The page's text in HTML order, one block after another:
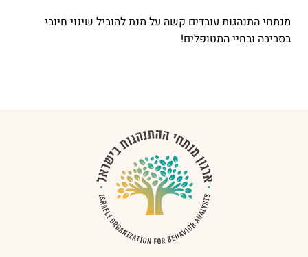
מנתחי התנהגות עובדים קשה על מנת להוביל שינוי חיובי
בסביבה ובחיי המטופלים!